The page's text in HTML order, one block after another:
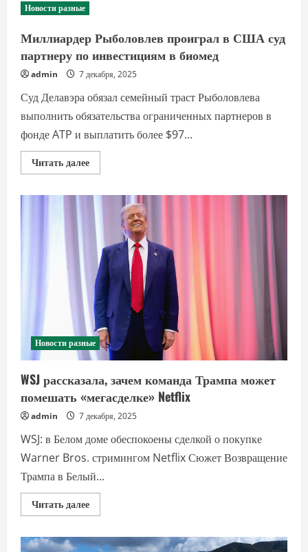
встали
под
Новости разные
Миллиардер Рыболовлев проиграл в США суд
партнеру по инвестициям в биомед
admin 7 декабря, 2025
Суд Делавэра обязал семейный траст Рыболовлева
выполнить обязательства ограниченных партнеров в
фонде ATP и выплатить более $97...
Читать далееПрочитать
больше
Рыболовлев
проиграл
США
суд
партнеру
по
инвестициям
биомед
Новости разные
WSJ рассказала, зачем команда Трампа может
помешать «мегасделке» Netflix
admin 7 декабря, 2025
WSJ: в Белом доме обеспокоены сделкой о покупке
Warner Bros. стримингом Netflix Сюжет Возвращение
Трампа в Белый...
Читать далееПрочитать
больше
рассказала,